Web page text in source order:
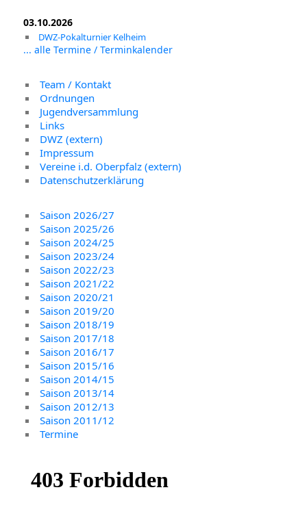
03.10.2026
DWZ-Pokalturnier Kelheim
... alle Termine / Terminkalender
Team / Kontakt
Ordnungen
Jugendversammlung
Links
DWZ (extern)
Impressum
Vereine i.d. Oberpfalz (extern)
Datenschutzerklärung
Saison 2026/27
Saison 2025/26
Saison 2024/25
Saison 2023/24
Saison 2022/23
Saison 2021/22
Saison 2020/21
Saison 2019/20
Saison 2018/19
Saison 2017/18
Saison 2016/17
Saison 2015/16
Saison 2014/15
Saison 2013/14
Saison 2012/13
Saison 2011/12
Termine